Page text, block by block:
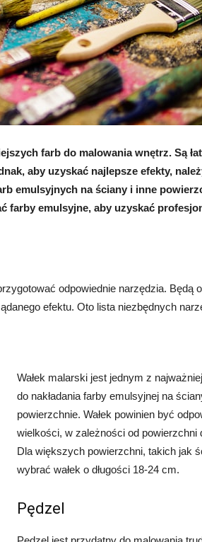
farb do malowania wnętrz. Są
aby uzyskać najlepsze efekty,
emulsyjnych na ściany i inne
farby emulsyjne, aby uzyskać
odpowiednie narzędzia. Będą
efektu. Oto lista niezbędnych
Wałek malarski jest jednym z
do nakładania farby emulsyjnej na
powierzchnie. Wałek powinien być
wielkości, w zależności od powierzchni
Dla większych powierzchni, takich jak
wybrać wałek o długości 18-24 cm.
Pędzel